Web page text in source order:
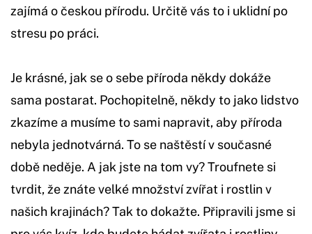
zajímá o českou přírodu. Určitě vás to i uklidní po
stresu po práci.
Je krásné, jak se o sebe příroda někdy dokáže
sama postarat. Pochopitelně, někdy to jako lidstvo
zkazíme a musíme to sami napravit, aby příroda
nebyla jednotvárná. To se naštěstí v současné
době neděje. A jak jste na tom vy? Troufnete si
tvrdit, že znáte velké množství zvířat i rostlin v
našich krajinách? Tak to dokažte. Připravili jsme si